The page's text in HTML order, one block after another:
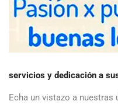
servicios y dedicación a
Echa un vistazo a